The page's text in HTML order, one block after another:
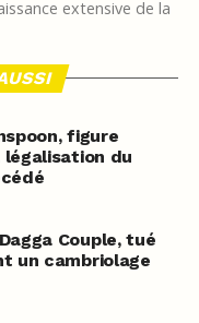
extensive de la
figure
du
Couple, tué
un cambriolage